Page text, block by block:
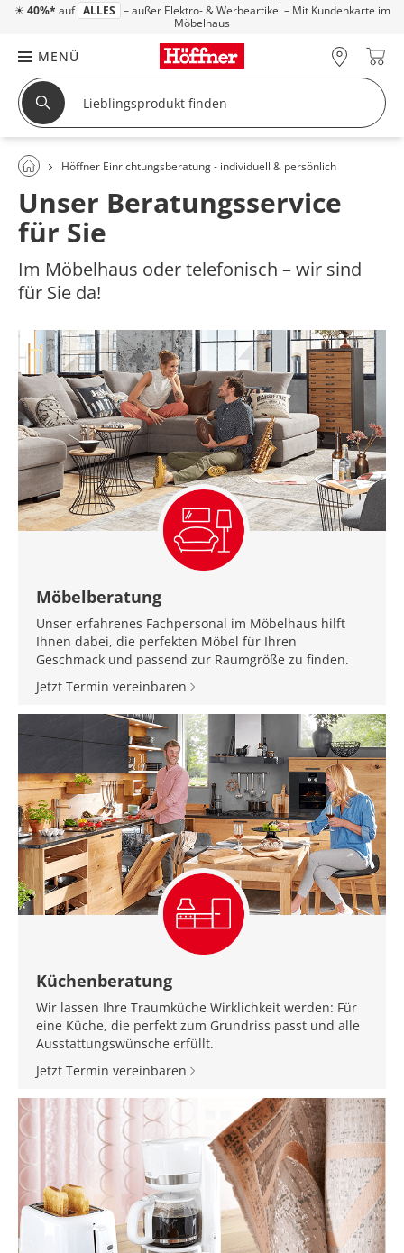
☀ 40%* auf ALLES – außer Elektro- & Werbeartikel – Mit Kundenkarte im
Möbelhaus
MENÜ
Höffner Einrichtungsberatung - individuell & persönlich
Unser Beratungsservice
für Sie
Im Möbelhaus oder telefonisch – wir sind
für Sie da!
Möbelberatung
Unser erfahrenes Fachpersonal im Möbelhaus hilft
Ihnen dabei, die perfekten Möbel für Ihren
Geschmack und passend zur Raumgröße zu finden.
Jetzt Termin vereinbaren
Küchenberatung
Wir lassen Ihre Traumküche Wirklichkeit werden: Für
eine Küche, die perfekt zum Grundriss passt und alle
Ausstattungswünsche erfüllt.
Jetzt Termin vereinbaren